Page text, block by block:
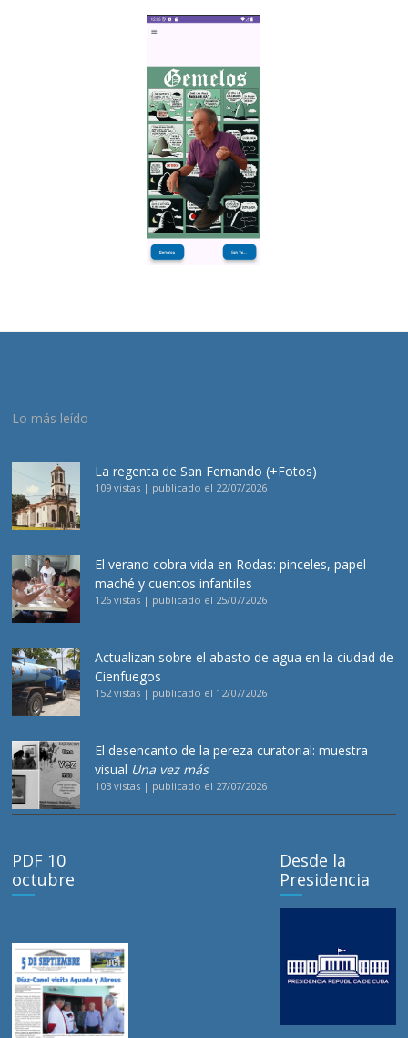
Lo más leído
La regenta de San Fernando (+Fotos)
109 vistas | publicado el 22/07/2026
El verano cobra vida en Rodas: pinceles, papel
maché y cuentos infantiles
126 vistas | publicado el 25/07/2026
Actualizan sobre el abasto de agua en la ciudad de
Cienfuegos
152 vistas | publicado el 12/07/2026
El desencanto de la pereza curatorial: muestra
visual Una vez más
103 vistas | publicado el 27/07/2026
PDF 10
octubre
Desde la
Presidencia